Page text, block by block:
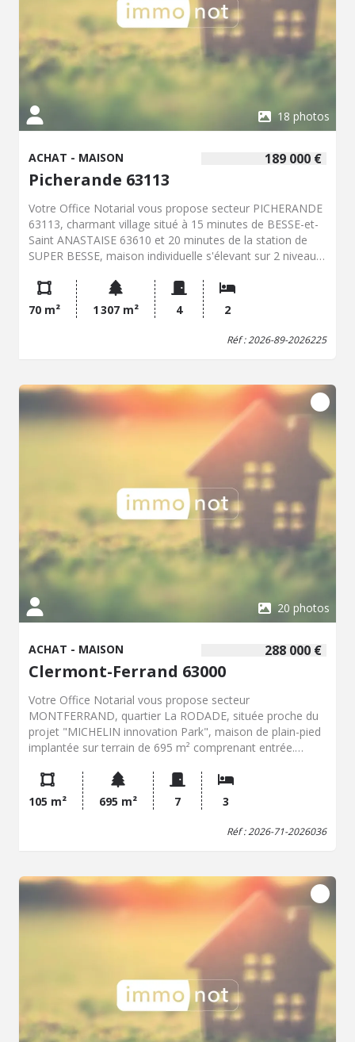
18 photos
189 000 €
ACHAT - MAISON
Picherande 63113
Votre Office Notarial vous propose secteur PICHERANDE
63113, charmant village situé à 15 minutes de BESSE-et-
Saint ANASTAISE 63610 et 20 minutes de la station de
SUPER BESSE, maison individuelle s'élevant sur 2 niveaux,
comprenant pièce à vivre incorporant espace salon-
séjour + espace cuisine ouverte semi équipée et
aménagée. 2 chambres. Une salle de bain. Un vaste
grenier rapidement aménageable pouvant faire office de
Environnement calme et agréable. Pour tous
renseignements, contacter Sarah HENNION.
70 m² 1 307 m² 4 2
Réf : 2026-89-2026225
20 photos
288 000 €
ACHAT - MAISON
Clermont-Ferrand 63000
Votre Office Notarial vous propose secteur
MONTFERRAND, quartier La RODADE, située proche du
projet "MICHELIN innovation Park", maison de plain-pied
implantée sur terrain de 695 m² comprenant entrée.
et aménagée. 3 chambres + une pièce pouvant faire
office de chambre supplémentaire, bureau ou autre. Salle
d'eau récente avec douche italienne. Menuiserie PVC.
Garage. Ateliers. Terrasse. Proximité écoles, commerces
105 m² 695 m² 7 3
Réf : 2026-71-2026036